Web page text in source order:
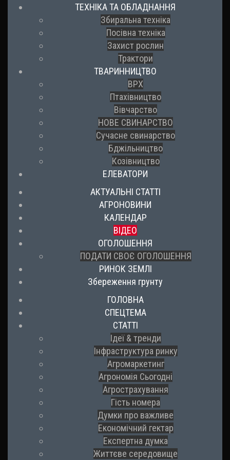
ТЕХНІКА ТА ОБЛАДНАННЯ
Збиральна техніка
Посівна техніка
Захист рослин
Трактори
ТВАРИННИЦТВО
ВРХ
Птахівництво
Вівчарство
НОВЕ СВИНАРСТВО
Сучасне свинарство
Бджільництво
Козівництво
ЕЛЕВАТОРИ
АКТУАЛЬНІ СТАТТІ
АГРОНОВИНИ
КАЛЕНДАР
ВІДЕО
ОГОЛОШЕННЯ
ПОДАТИ СВОЄ ОГОЛОШЕННЯ
РИНОК ЗЕМЛІ
Збереження грунту
ГОЛОВНА
СПЕЦТЕМА
СТАТТІ
Ідеї & тренди
Інфраструктура ринку
Агромаркетинг
Агрономія Сьогодні
Агрострахування
Гість номера
Думки про важливе
Економічний гектар
Експертна думка
Життєве середовище